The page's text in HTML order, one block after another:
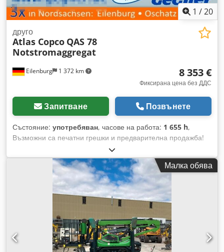
1 /20
Eilenburg 1 372 km
друго
Atlas Copco QAS 78
Notstromaggregat
8 353 €
Фиксирана цена без ДДС
Запитване Позвънете
Състояние: употребяван, часове на работа: 1 655 h,
Възможни са печатни грешки и предварителна продажба!
Вътрешен номер: 1433. Двигател PERKINS. Превозното
средство не е подлагано на рециклиране/възстановяване!
Dcedpfx Abjzp Avkjrek Доставка в цялата страна срещу
допълнителна такса. Възможни са печатни грешки и
предварителна продажба. С удоволствие ще приемем
вашето превозно средство като част от плащането.
Възможно е финансиране/лизинг и без първоначална
вноска! Имате ли още въпроси? С удоволствие ще ви
консултираме!
Малка обява